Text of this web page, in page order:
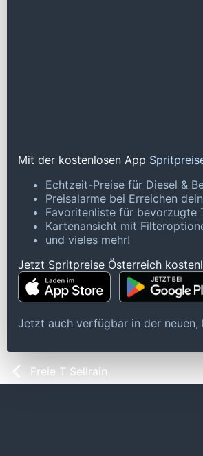
Mit der kostenlosen App
Echtzeit-Preise für Diesel &
Preisalarme bei Erreichen
Favoritenliste für bevorzugte
Kartenansicht mit
und vieles mehr!
Jetzt Spritpreise Österreich
Jetzt auch verfügbar in der neuen,
Freie T Sellrain